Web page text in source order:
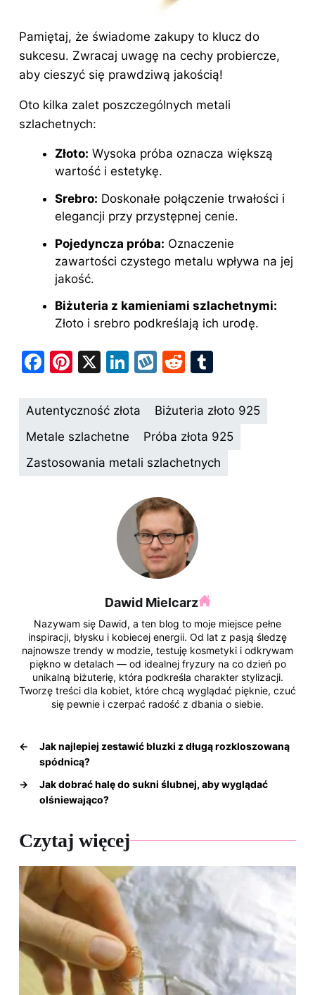
Pamiętaj, że świadome zakupy to klucz do
sukcesu. Zwracaj uwagę na cechy probiercze,
aby cieszyć się prawdziwą jakością!
Oto kilka zalet poszczególnych metali
szlachetnych:
Złoto: Wysoka próba oznacza większą
wartość i estetykę.
Srebro: Doskonałe połączenie trwałości i
elegancji przy przystępnej cenie.
Pojedyncza próba: Oznaczenie
zawartości czystego metalu wpływa na jej
jakość.
Biżuteria z kamieniami szlachetnymi:
Złoto i srebro podkreślają ich urodę.
F
c
e
b
o
Pi
er
e
X
Li
k
dI
n
W
k
o
p
R
d
di
t
m
bl
r
Autentyczność złota
Biżuteria złoto 925
Metale szlachetne
Próba złota 925
Zastosowania metali szlachetnych
Dawid Mielcarz
Nazywam się Dawid, a ten blog to moje miejsce pełne
inspiracji, błysku i kobiecej energii. Od lat z pasją śledzę
najnowsze trendy w modzie, testuję kosmetyki i odkrywam
piękno w detalach — od idealnej fryzury na co dzień po
unikalną biżuterię, która podkreśla charakter stylizacji.
Tworzę treści dla kobiet, które chcą wyglądać pięknie, czuć
się pewnie i czerpać radość z dbania o siebie.
←
Jak najlepiej zestawić bluzki z długą rozkloszowaną
spódnicą?
→
Jak dobrać halę do sukni ślubnej, aby wyglądać
olśniewająco?
Czytaj więcej